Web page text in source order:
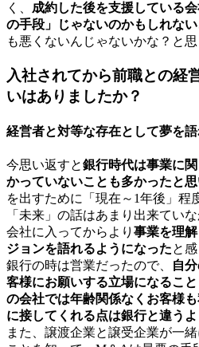
く、 成約した後を支援している
の手段」じゃないのかもしれない
も悪くないんじゃないかな？と思
入社されてから前職との経
いはありましたか？
経営者と対等な存在として夢を
今思い返すと銀行時代は事業に
かっていないことも多かったと思
を出すために「現在～1年後」程
「未来」の話はあまり出来てい
会社に入ってからより 事業を理
ジョンを語れるようになったと感
銀行の時は営業だったので、
自
客様にお願いする立場になるこ
の会社では年齢関係なくお客様
に接してくれる点は銀行と違うよ
また、譲渡企業と譲受企業が一